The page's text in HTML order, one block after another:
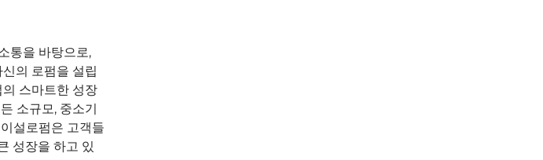
통을 바탕으로,
의 로펌을 설립
스마트한 성장
소규모, 중소기
설로펌은 고객들
성장을 하고 있